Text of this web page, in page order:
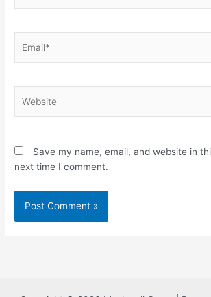
Save my name, email, and website in
next time I comment.